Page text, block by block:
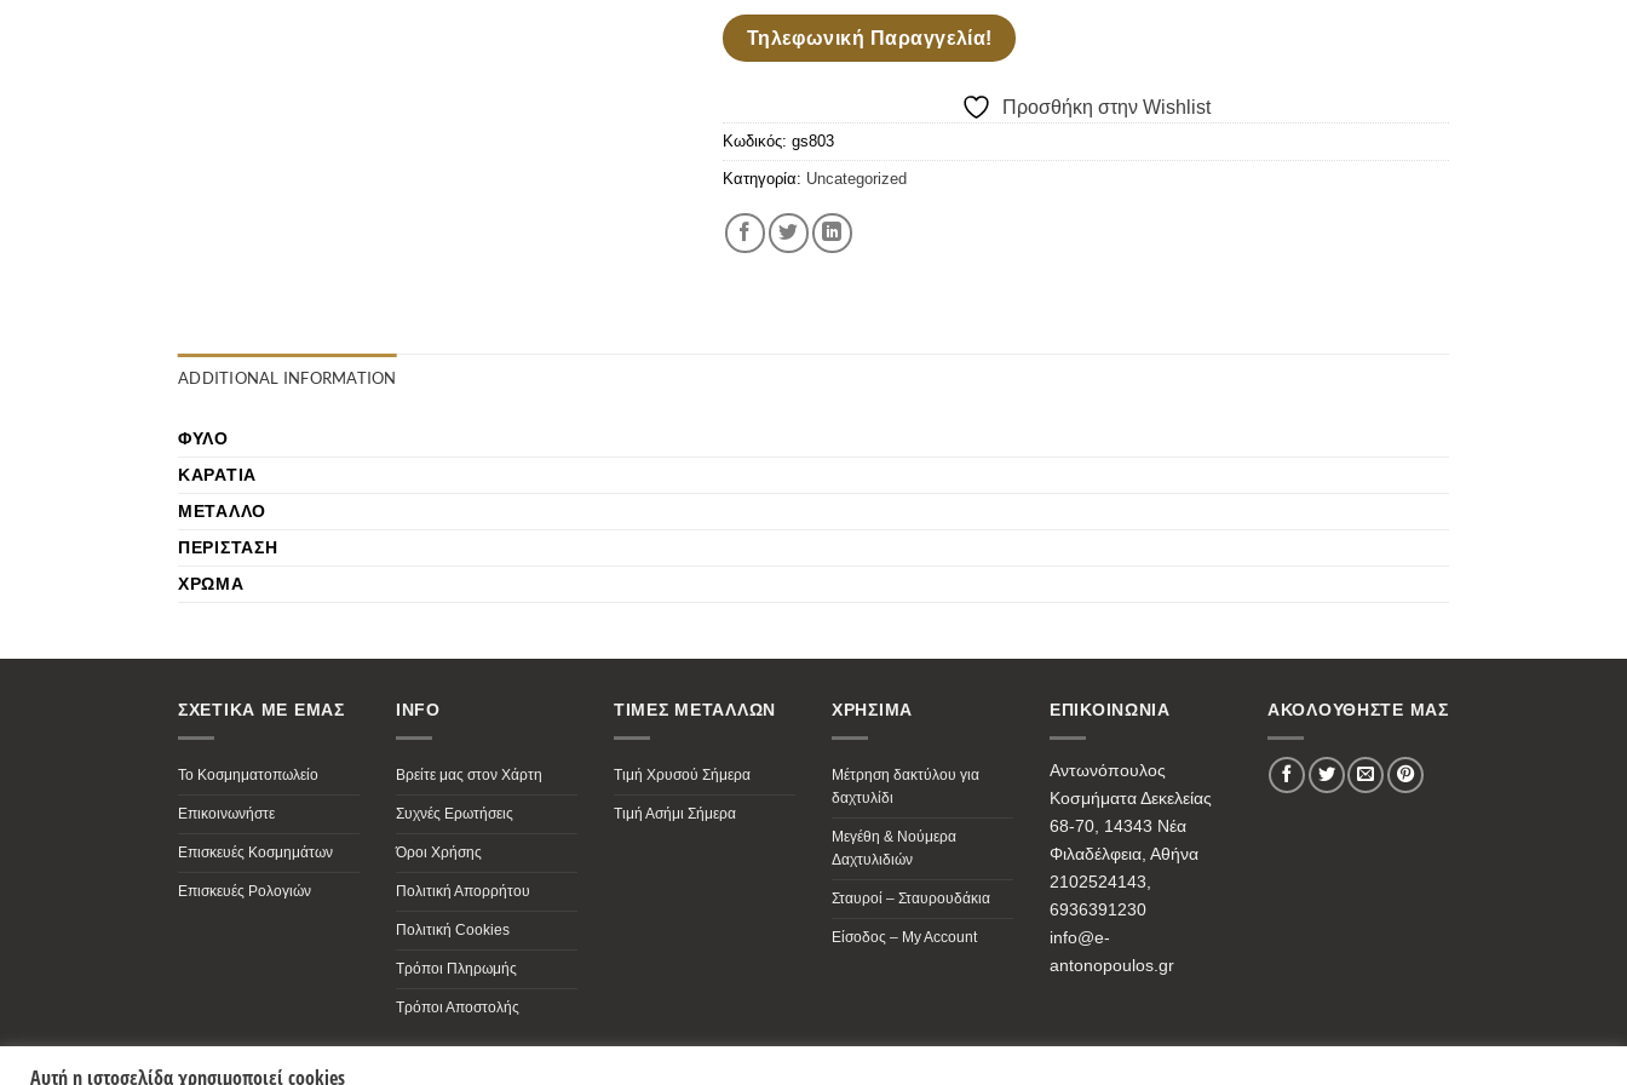
Τηλεφωνική Παραγγελία!
Προσθήκη στην Wishlist
Κωδικός: gs803
Κατηγορία: Uncategorized
ADDITIONAL INFORMATION
ΦΎΛΟ
ΚΑΡΆΤΙΑ
ΜΈΤΑΛΛΟ
ΠΕΡΊΣΤΑΣΗ
ΧΡΏΜΑ
ΣΧΕΤΙΚΑ ΜΕ ΕΜΑΣ
Το Κοσμηματοπωλείο
Επικοινωνήστε
Επισκευές Κοσμημάτων
Επισκευές Ρολογιών
INFO
Βρείτε μας στον Χάρτη
Συχνές Ερωτήσεις
Όροι Χρήσης
Πολιτική Απορρήτου
Πολιτική Cookies
Τρόποι Πληρωμής
Τρόποι Αποστολής
ΤΙΜΕΣ ΜΕΤΑΛΛΩΝ
Τιμή Χρυσού Σήμερα
Τιμή Ασήμι Σήμερα
ΧΡΗΣΙΜΑ
Μέτρηση δακτύλου για
δαχτυλίδι
Μεγέθη & Νούμερα
Δαχτυλιδιών
Σταυροί – Σταυρουδάκια
Είσοδος – My Account
ΕΠΙΚΟΙΝΩΝΙΑ
Αντωνόπουλος
Κοσμήματα Δεκελείας
68-70, 14343 Νέα
Φιλαδέλφεια, Αθήνα
2102524143,
6936391230
info@e-
antonopoulos.gr
ΑΚΟΛΟΥΘΗΣΤΕ ΜΑΣ
Antonopoulos Jewelry Store
Αυτή η ιστοσελίδα χρησιμοποιεί cookies